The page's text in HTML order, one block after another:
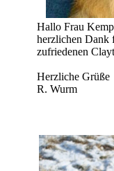
Hallo Frau
herzlichen Dank
zufriedenen
Herzliche Grüße
R. Wurm